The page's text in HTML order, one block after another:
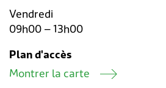
Vendredi
09h00 – 13h00
Plan d'accès
Montrer la carte